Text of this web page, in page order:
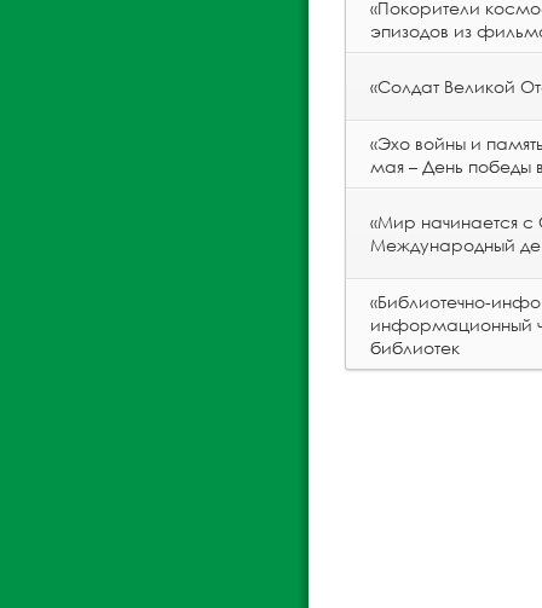
«Покорители
эпизодов из
«Солдат Великой
«Эхо войны и
мая – День победы
«Мир начинается
Международный
«Библиотечно-
информационный
библиотек